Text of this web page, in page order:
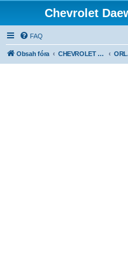
Chevrolet
FAQ
Obsah fóra CHEVROLET diskuse dle modelů